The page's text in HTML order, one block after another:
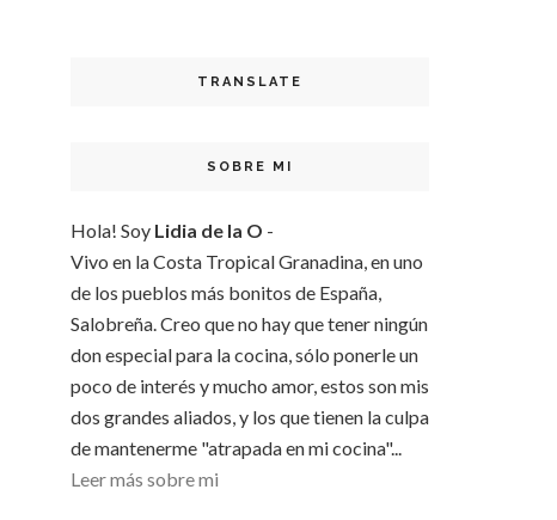
TRANSLATE
SOBRE MI
Hola! Soy Lidia de la O -
Vivo en la Costa Tropical Granadina, en uno
de los pueblos más bonitos de España,
Salobreña. Creo que no hay que tener ningún
don especial para la cocina, sólo ponerle un
poco de interés y mucho amor, estos son mis
dos grandes aliados, y los que tienen la culpa
de mantenerme "atrapada en mi cocina"...
Leer más sobre mi